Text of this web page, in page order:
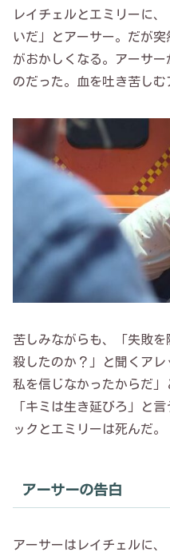
レイチェルとエミリーに
いだ」とアーサー。だが
がおかしくなる。アーサ
のだった。血を吐き苦しむ
苦しみながらも、「失敗
殺したのか？」と聞くア
私を信じなかったからだ」
「キミは生き延びろ」と
ックとエミリーは死んだ。
アーサーの告白
アーサーはレイチェルに